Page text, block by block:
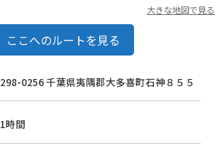
大きな地図で見る
ここへのルートを見る
298-0256 千葉県夷隅郡大多喜町石神８５５
1時間